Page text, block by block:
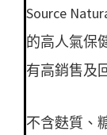
Source
的高人氣保
有高銷售及
不含麩質、